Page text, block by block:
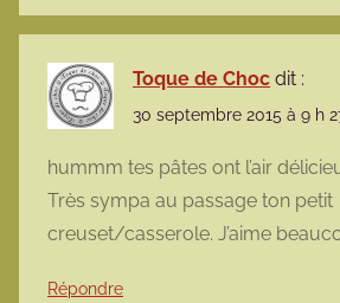
Toque de Choc dit :
30 septembre 2015 à 9 h
hummm tes pâtes ont l’air
Très sympa au passage ton petit
creuset/casserole. J’aime
Répondre